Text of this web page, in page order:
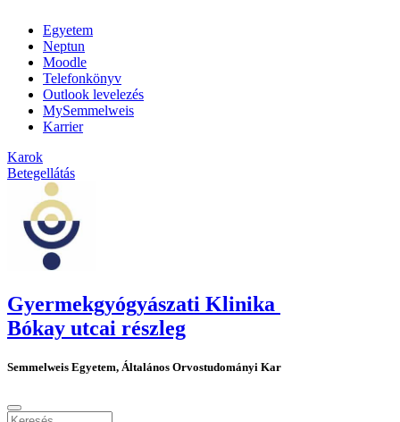
Egyetem
Neptun
Moodle
Telefonkönyv
Outlook levelezés
MySemmelweis
Karrier
Karok
Betegellátás
Gyermekgyógyászati Klinika
Bókay utcai részleg
Semmelweis Egyetem, Általános Orvostudományi Kar